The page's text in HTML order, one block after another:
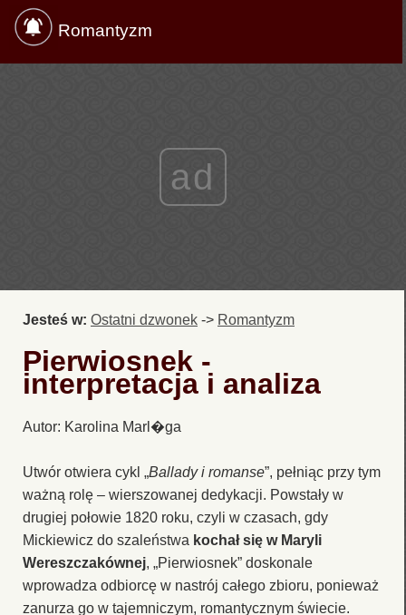
Romantyzm
ad
Jesteś w: Ostatni dzwonek -> Romantyzm
Pierwiosnek -
interpretacja i analiza
Autor: Karolina Marl�ga
Utwór otwiera cykl „Ballady i romanse”, pełniąc przy tym
ważną rolę – wierszowanej dedykacji. Powstały w
drugiej połowie 1820 roku, czyli w czasach, gdy
Mickiewicz do szaleństwa kochał się w Maryli
Wereszczakównej, „Pierwiosnek” doskonale
wprowadza odbiorcę w nastrój całego zbioru, ponieważ
zanurza go w tajemniczym, romantycznym świecie.